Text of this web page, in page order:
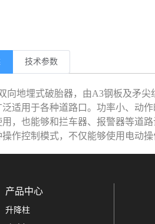
技术参数
地埋式破胎器，由A3钢板及矛尖
适用于各种道路口。功率小、动
，也能够和拦车器、报警器等道
作控制模式，不仅能够使用电动
产品中心
升降柱